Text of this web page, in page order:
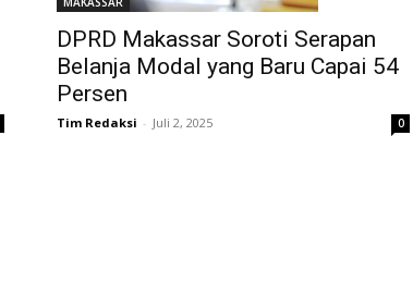
DPRD Makassar Soroti Serapan
Belanja Modal yang Baru Capai 54
Persen
Tim Redaksi - Juli 2, 2025 0